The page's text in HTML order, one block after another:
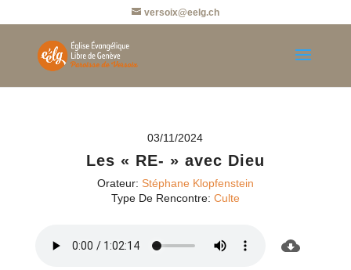
versoix@eelg.ch
03/11/2024
Les « RE- » avec Dieu
Orateur: Stéphane Klopfenstein
Type De Rencontre: Culte